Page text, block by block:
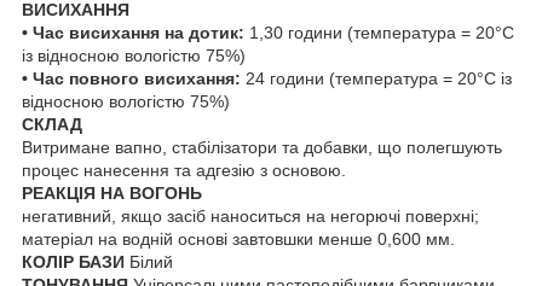
ВИСИХАННЯ
• Час висихання на дотик: 1,30 години (температура = 20°C
із відносною вологістю 75%)
• Час повного висихання: 24 години (температура = 20°C із
відносною вологістю 75%)
СКЛАД
Витримане вапно, стабілізатори та добавки, що полегшують
процес нанесення та адгезію з основою.
РЕАКЦІЯ НА ВОГОНЬ
негативний, якщо засіб наноситься на негорючі поверхні;
матеріал на водній основі завтовшки менше 0,600 мм.
КОЛІР БАЗИ Білий